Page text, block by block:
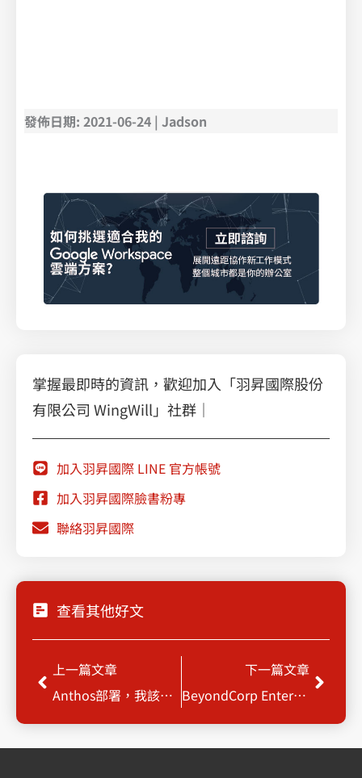
發佈日期: 2021-06-24 | Jadson
掌握最即時的資訊，歡迎加入「羽昇國際股份
有限公司 WingWill」社群｜
加入羽昇國際 LINE 官方帳號
加入羽昇國際臉書粉專
聯絡羽昇國際
查看其他好文
Prev
上一篇文章
Anthos部署，我該如何評估、選擇？（下）
下一篇文章
BeyondCorp Enterprise 零信任安全模型的可行方案
Next